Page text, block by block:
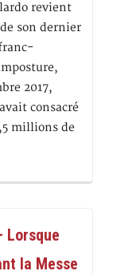
revient
son dernier
2017,
consacré
millions de
Lorsque
la Messe